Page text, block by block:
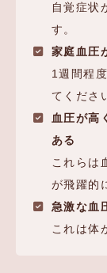
自覚症状
す。
家庭血圧
1週間程
てくださ
血圧が高
ある
これらは
が飛躍的
急激な血
これは体